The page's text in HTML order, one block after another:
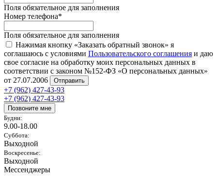
Поля обязательное для заполнения
Номер телефона*
Поля обязательное для заполнения
Нажимая кнопку «Заказать обратный звонок» я
соглашаюсь с условиями Пользовательского соглашения и даю
свое согласие на обработку моих персональных данных в
соответствии с законом №152-ФЗ «О персональных данных»
от 27.07.2006
Отправить
+7 (962) 427-43-93
+7 (962) 427-43-93
Позвоните мне
Будни:
9.00-18.00
Суббота:
Выходной
Воскресенье:
Выходной
Мессенджеры